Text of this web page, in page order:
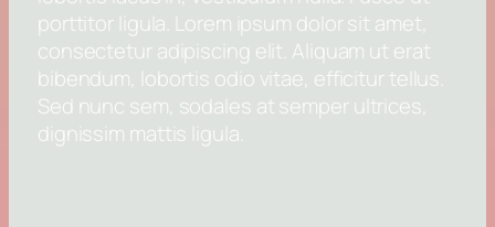
porttitor ligula. Lorem ipsum dolor sit amet,
consectetur adipiscing elit. Aliquam ut erat
bibendum, lobortis odio vitae, efficitur tellus.
Sed nunc sem, sodales at semper ultrices,
dignissim mattis ligula.